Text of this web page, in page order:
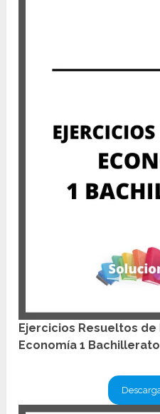
Ejercicios Resueltos de
Economía 1 Bachillerato